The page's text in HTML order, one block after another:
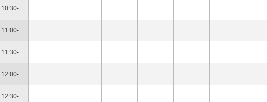
10:30-
11:00-
11:30-
12:00-
12:30-